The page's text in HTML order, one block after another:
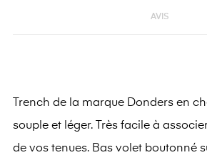
AVIS
Trench de la marque Donders en
souple et léger. Très facile à
de vos tenues. Bas volet boutonné